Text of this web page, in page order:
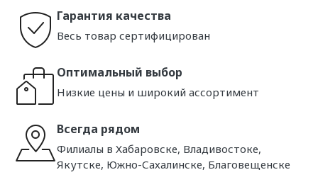
Гарантия качества
Весь товар сертифицирован
Оптимальный выбор
Низкие цены и широкий ассортимент
Всегда рядом
Филиалы в Хабаровске, Владивостоке,
Якутске, Южно-Сахалинске, Благовещенске